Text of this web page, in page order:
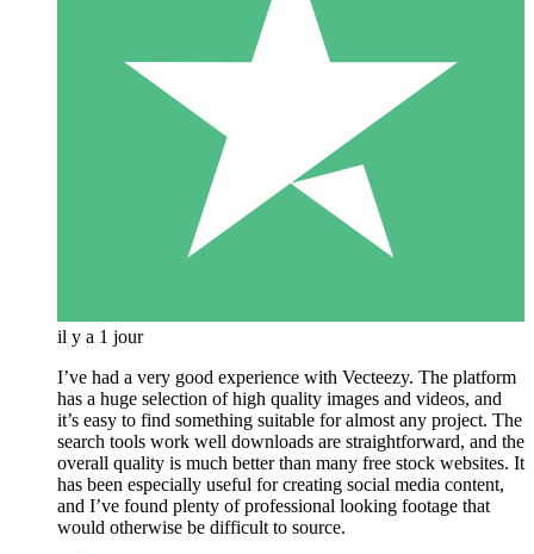
il y a 1 jour
I’ve had a very good experience with Vecteezy. The platform
has a huge selection of high quality images and videos, and
it’s easy to find something suitable for almost any project. The
search tools work well downloads are straightforward, and the
overall quality is much better than many free stock websites. It
has been especially useful for creating social media content,
and I’ve found plenty of professional looking footage that
would otherwise be difficult to source.